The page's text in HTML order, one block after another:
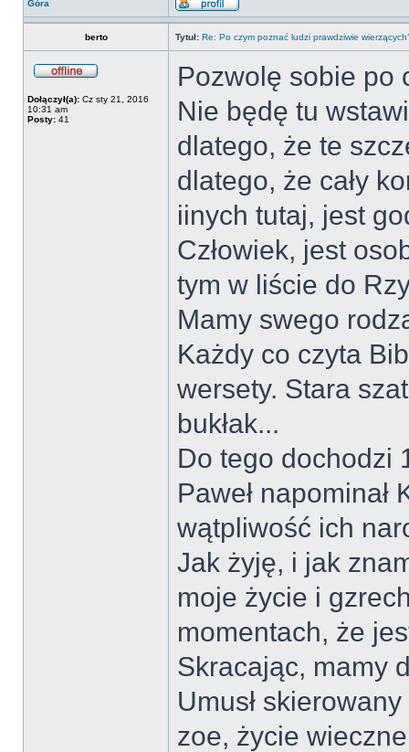
Góra
berto Tytuł: Re: Po czym poznać ludzi prawdziwie
Dołączył(a): Cz sty 21, 2016
10:31 am
Posty: 41
Pozwolę sobie po
Nie będę tu
dlatego, że te
dlatego, że cały
iinych tutaj, jest
Człowiek, jest
tym w liście do
Mamy swego
Każdy co czyta
wersety. Stara
bukłak...
Do tego dochodzi
Paweł napominał
wątpliwość ich
Jak żyję, i jak
moje życie i
momentach, że
Skracając, mamy
Umusł
zoe, życie